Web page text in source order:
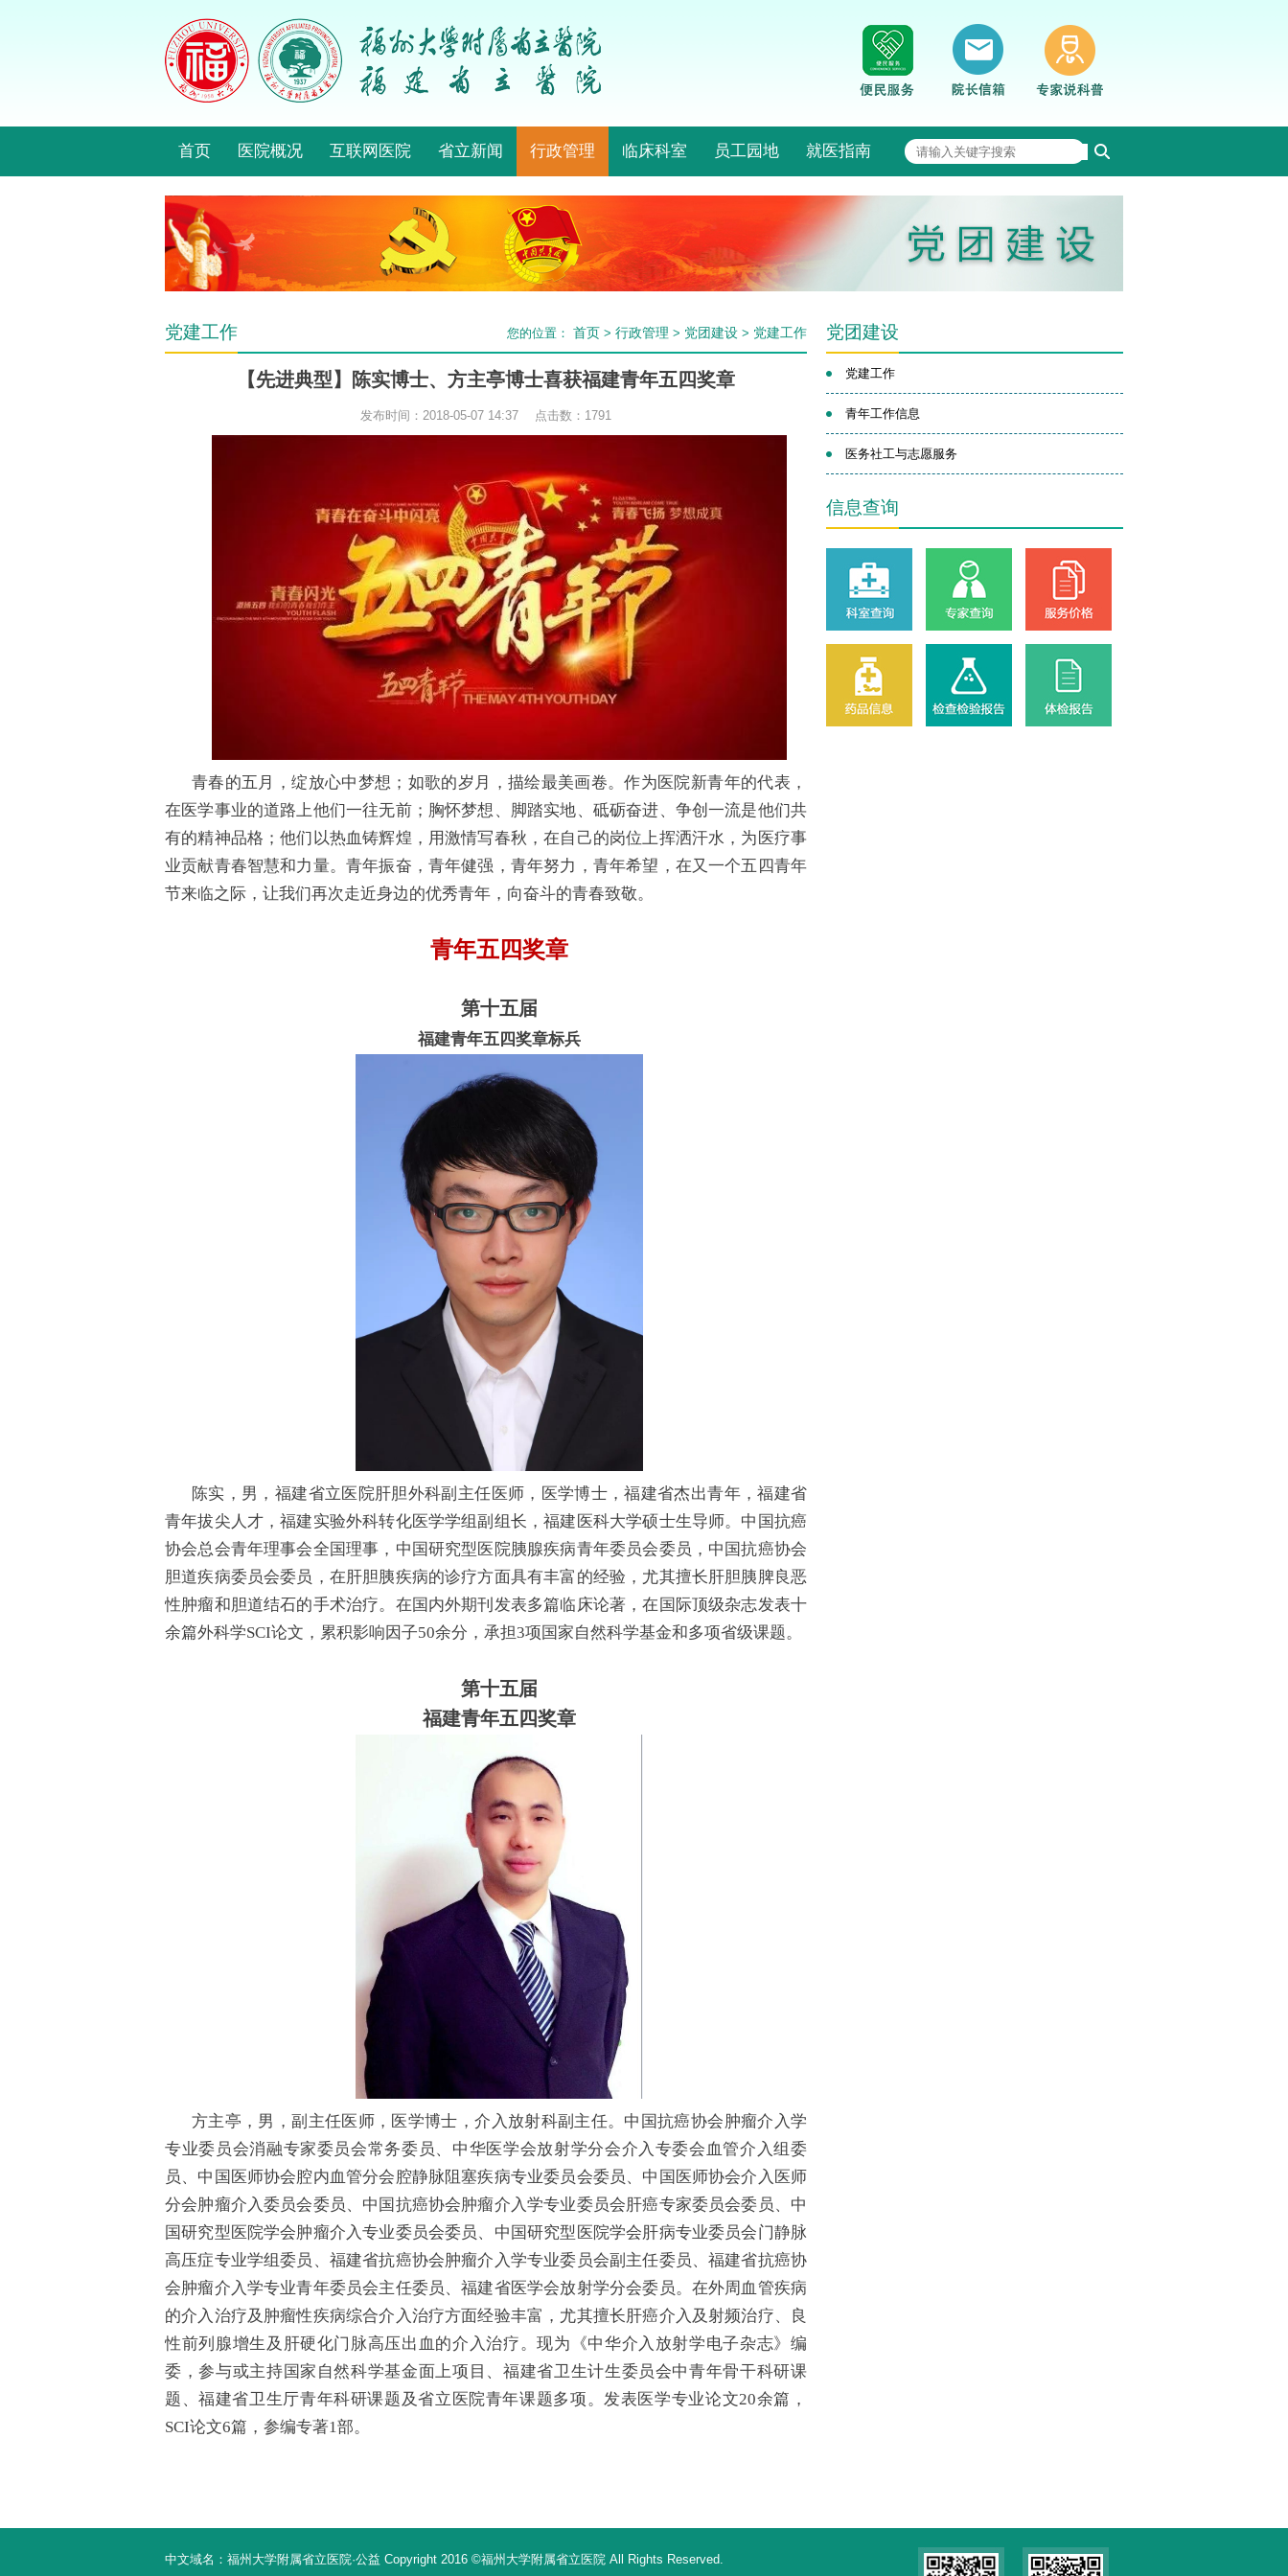
首页 医院概况 互联网医院 省立新闻 行政管理 临床科室 员工园地 就医指南
党建工作 您的位置： 首页 > 行政管理 > 党团建设 > 党建工作
【先进典型】陈实博士、方主亭博士喜获福建青年五四奖章
发布时间：2018-05-07 14:37 点击数： 1791
青春的五月，绽放心中梦想；如歌的岁月，描绘最美画卷。作为医院新青年的代表，
在医学事业的道路上他们一往无前；胸怀梦想、脚踏实地、砥砺奋进、争创一流是他们共
有的精神品格；他们以热血铸辉煌，用激情写春秋，在自己的岗位上挥洒汗水，为医疗事
业贡献青春智慧和力量。青年振奋，青年健强，青年努力，青年希望，在又一个五四青年
节来临之际，让我们再次走近身边的优秀青年，向奋斗的青春致敬。
青年五四奖章
第十五届
福建青年五四奖章标兵
陈实，男，福建省立医院肝胆外科副主任医师，医学博士，福建省杰出青年，福建省
青年拔尖人才，福建实验外科转化医学学组副组长，福建医科大学硕士生导师。中国抗癌
协会总会青年理事会全国理事，中国研究型医院胰腺疾病青年委员会委员，中国抗癌协会
胆道疾病委员会委员，在肝胆胰疾病的诊疗方面具有丰富的经验，尤其擅长肝胆胰脾良恶
性肿瘤和胆道结石的手术治疗。在国内外期刊发表多篇临床论著，在国际顶级杂志发表十
余篇外科学SCI论文，累积影响因子50余分，承担3项国家自然科学基金和多项省级课题。
第十五届
福建青年五四奖章
方主亭，男，副主任医师，医学博士，介入放射科副主任。中国抗癌协会肿瘤介入学
专业委员会消融专家委员会常务委员、中华医学会放射学分会介入专委会血管介入组委
员、中国医师协会腔内血管分会腔静脉阻塞疾病专业委员会委员、中国医师协会介入医师
分会肿瘤介入委员会委员、中国抗癌协会肿瘤介入学专业委员会肝癌专家委员会委员、中
国研究型医院学会肿瘤介入专业委员会委员、中国研究型医院学会肝病专业委员会门静脉
高压症专业学组委员、福建省抗癌协会肿瘤介入学专业委员会副主任委员、福建省抗癌协
会肿瘤介入学专业青年委员会主任委员、福建省医学会放射学分会委员。在外周血管疾病
的介入治疗及肿瘤性疾病综合介入治疗方面经验丰富，尤其擅长肝癌介入及射频治疗、良
性前列腺增生及肝硬化门脉高压出血的介入治疗。现为《中华介入放射学电子杂志》编
委，参与或主持国家自然科学基金面上项目、福建省卫生计生委员会中青年骨干科研课
题、福建省卫生厅青年科研课题及省立医院青年课题多项。发表医学专业论文20余篇，
SCI论文6篇，参编专著1部。
党团建设
党建工作
青年工作信息
医务社工与志愿服务
信息查询
中文域名：福州大学附属省立医院·公益 Copyright 2016 ©福州大学附属省立医院 All Rights Reserved.